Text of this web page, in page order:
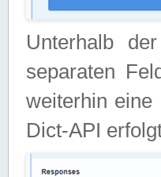
Unterhalb
separaten
weiterhin eine
Dict-API